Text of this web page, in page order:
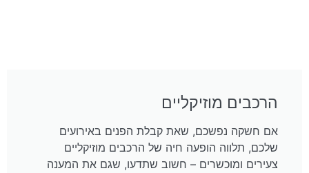
הרכבים מוזיקליים
אם חשקה נפשכם, שאת קבלת הפנים באירועים
שלכם, תלווה הופעה חיה של הרכבים מוזיקליים
צעירים ומוכשרים – חשוב שתדעו, שגם את המענה